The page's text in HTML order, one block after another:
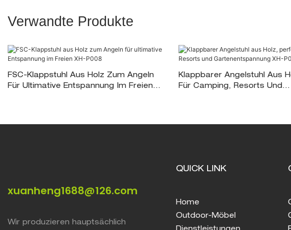
Verwandte Produkte
FSC-Klappstuhl Aus Holz Zum Angeln
Für Ultimative Entspannung Im Freien
Klappbarer Angelstuhl Aus
Für Camping, Resorts Und
xuanheng1688@126.com
Wir produzieren hauptsächlich
QUICK LINK
Home
Outdoor-Möbel